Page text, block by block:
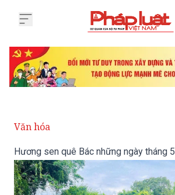
Văn hóa
Hương sen quê Bác những ngày tháng 5